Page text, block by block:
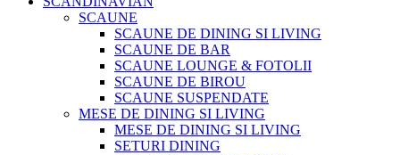
SCAUNE
SCAUNE DE DINING SI LIVING
SCAUNE DE BAR
SCAUNE LOUNGE & FOTOLII
SCAUNE DE BIROU
SCAUNE SUSPENDATE
MESE DE DINING SI LIVING
MESE DE DINING SI LIVING
SETURI DINING